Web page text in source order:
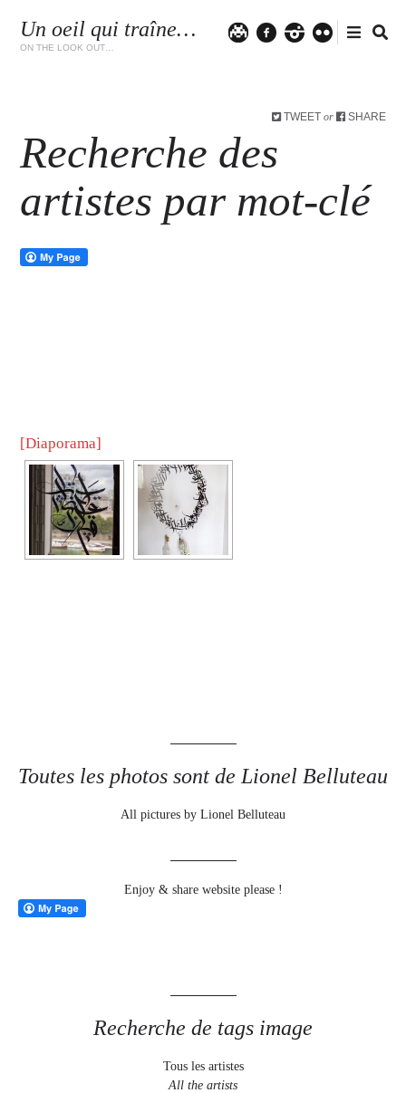
Un oeil qui traîne…
ON THE LOOK OUT…
TWEET or SHARE
Recherche des
artistes par mot-clé
[Diaporama]
Toutes les photos sont de Lionel Belluteau
All pictures by Lionel Belluteau
Enjoy & share website please !
Recherche de tags image
Tous les artistes
All the artists